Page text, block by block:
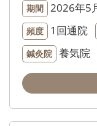
期間 2026年5
頻度 1回通院
鍼灸院 養気院